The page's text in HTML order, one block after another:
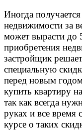
Иногда
недвижимости за
может вырасти
приобретения
застройщик
специальную
перед новым
купить квартиру
так как всегда
руках и все время
курсе о таких